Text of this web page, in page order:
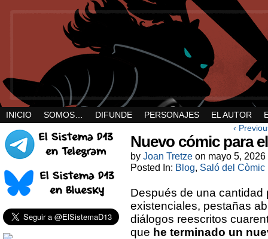
INICIO SOMOS… DIFUNDE PERSONAJES EL AUTOR
‹
Nuevo cómic para
by Joan Tretze on mayo 5, 2026
Posted In: Blog, Saló del Còmic
Después de una
existenciales, pestañas
diálogos reescritos
que he terminado un